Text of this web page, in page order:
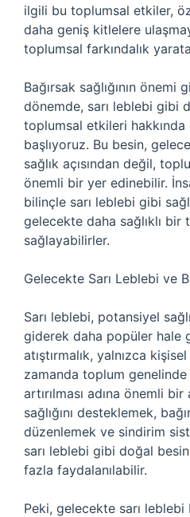
ilgili bu toplumsal etkiler,
daha geniş kitlelere
toplumsal farkındalık
Bağırsak sağlığının önemi
dönemde, sarı leblebi gibi
toplumsal etkileri
başlıyoruz. Bu besin,
sağlık açısından değil,
önemli bir yer edinebilir.
bilinçle sarı leblebi gibi
gelecekte daha sağlıklı bir
sağlayabilirler.
Gelecekte Sarı Leblebi ve
Sarı leblebi, potansiyel
giderek daha popüler hale
atıştırmalık, yalnızca
zamanda toplum genelinde
artırılması adına önemli
sağlığını desteklemek,
düzenlemek ve sindirim
sarı leblebi gibi doğal
fazla faydalanılabilir.
Peki, gelecekte sarı leblebi